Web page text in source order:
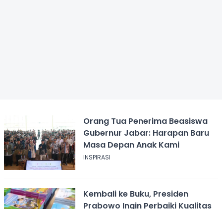
Orang Tua Penerima Beasiswa
Gubernur Jabar: Harapan Baru
Masa Depan Anak Kami
INSPIRASI
Kembali ke Buku, Presiden
Prabowo Ingin Perbaiki Kualitas